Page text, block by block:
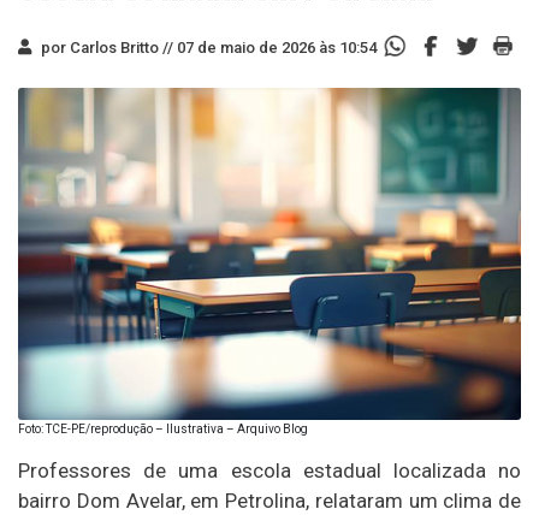
por Carlos Britto // 07 de maio de 2026 às 10:54
Foto: TCE-PE/reprodução – Ilustrativa – Arquivo Blog
Professores de uma escola estadual localizada no
bairro Dom Avelar, em Petrolina, relataram um clima de